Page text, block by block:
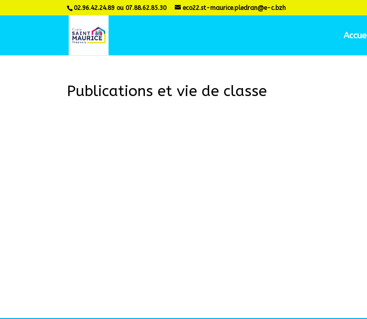
02.96.42.24.89 ou 07.88.62.85.30 eco22.st-maurice.pledran@e-c.bzh
Publications et vie de classe